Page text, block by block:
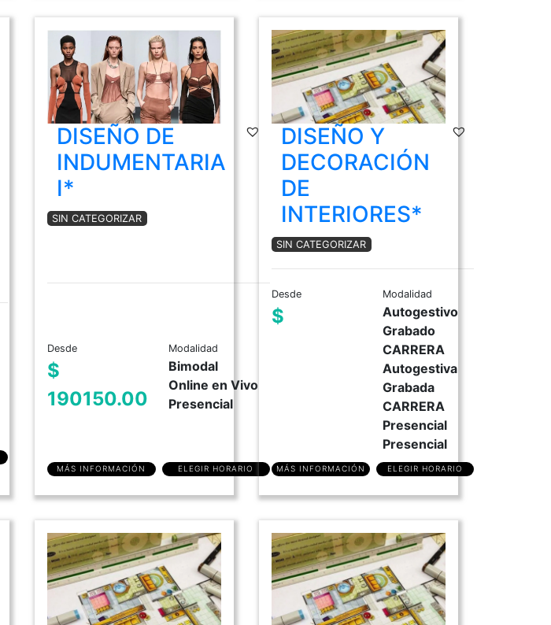
DISEÑO DE
INDUMENTARIA
I*
SIN CATEGORIZAR
Desde
$
190150.00
Modalidad
Bimodal
Online en Vivo
Presencial
MÁS INFORMACIÓN ELEGIR HORARIO
DISEÑO Y
DECORACIÓN
DE
INTERIORES*
SIN CATEGORIZAR
Desde
$
Modalidad
Autogestivo
Grabado
CARRERA
Autogestiva
Grabada
CARRERA
Presencial
Presencial
MÁS INFORMACIÓN ELEGIR HORARIO